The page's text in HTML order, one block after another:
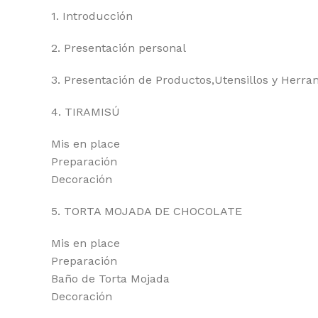
1. Introducción
2. Presentación personal
3. Presentación de Productos,Utensillos y
4. TIRAMISÚ
Mis en place
Preparación
Decoración
5. TORTA MOJADA DE CHOCOLATE
Mis en place
Preparación
Baño de Torta Mojada
Decoración